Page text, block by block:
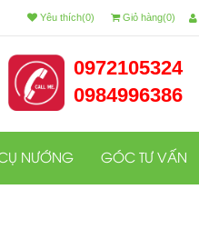
Yêu thích(0) Giỏ hàng(0)
0972105324
0984996386
NƯỚNG GÓC TƯ VẤN